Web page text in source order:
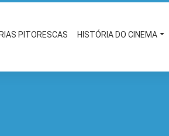
PITORESCAS HISTÓRIA DO CINEMA